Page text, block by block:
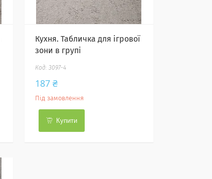
Кухня. Табличка для ігрової
зони в групі
3097-4
187 ₴
Під замовлення
Купити